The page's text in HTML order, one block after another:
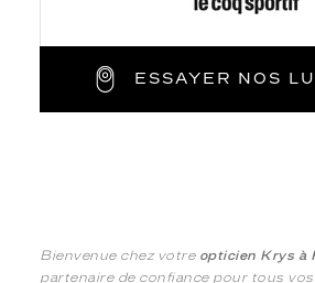
ESSAYER NOS
Bienvenue chez votre opticien Krys à
partenaire de confiance pour tous